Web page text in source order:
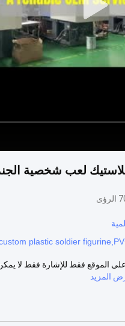
لعب شخصية
plastic soldier
المزيد